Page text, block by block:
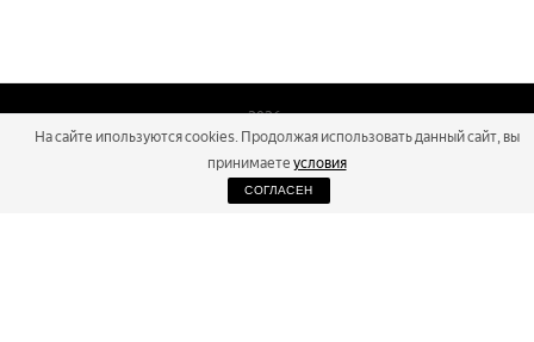
2026
Russialoppet ®
Серия лыжных марафонов
На сайте ипользуются cookies. Продолжая использовать данный сайт, вы
принимаете условия
СОГЛАСЕН